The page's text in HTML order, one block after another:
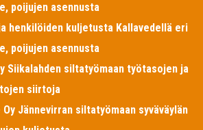
poijujen asennusta
henkilöiden kuljetusta Kallavedellä eri
poijujen asennusta
Siikalahden siltatyömaan työtasojen ja
siirtoja
Oy Jännevirran siltatyömaan syväväylän